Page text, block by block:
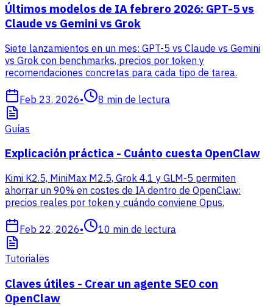
Últimos modelos de IA febrero 2026: GPT-5 vs
Claude vs Gemini vs Grok
Siete lanzamientos en un mes: GPT-5 vs Claude vs Gemini
vs Grok con benchmarks, precios por token y
recomendaciones concretas para cada tipo de tarea.
Feb 23, 2026• 8 min de lectura
Guías
Explicación práctica - Cuánto cuesta OpenClaw
Kimi K2.5, MiniMax M2.5, Grok 4.1 y GLM-5 permiten
ahorrar un 90% en costes de IA dentro de OpenClaw:
precios reales por token y cuándo conviene Opus.
Feb 22, 2026• 10 min de lectura
Tutoriales
Claves útiles - Crear un agente SEO con
OpenClaw